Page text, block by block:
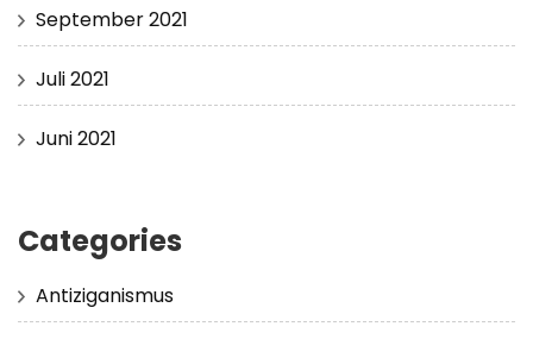
September 2021
Juli 2021
Juni 2021
Categories
Antiziganismus